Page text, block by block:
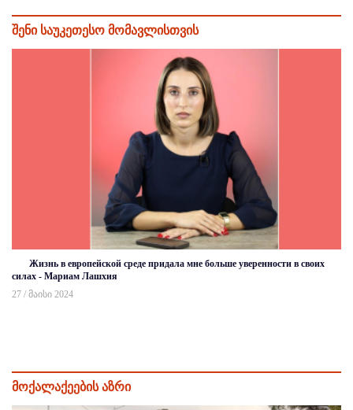
შენი საუკეთესო მომავლისთვის
Жизнь в европейской среде придала мне больше уверенности в своих
силах - Мариам Лашхия
27 / მაისი 2024
მოქალაქეების აზრი